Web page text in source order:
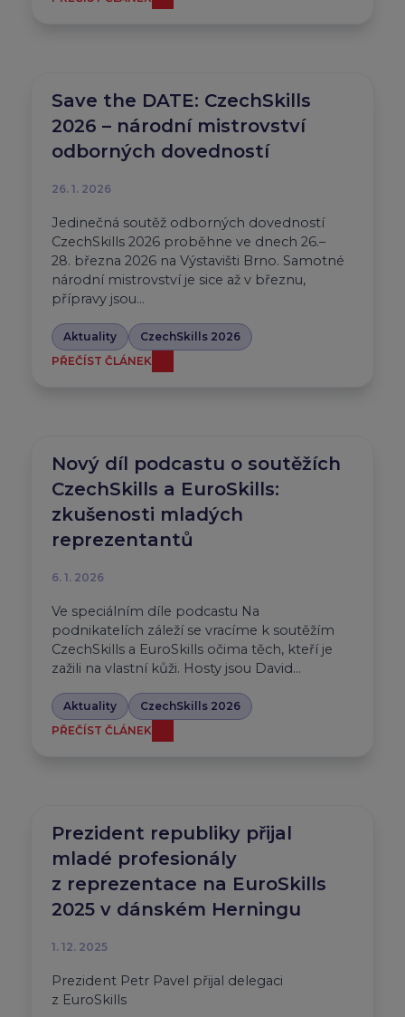
Save the DATE: CzechSkills
2026 – národní mistrovství
odborných dovedností
26. 1. 2026
Jedinečná soutěž odborných dovedností
CzechSkills 2026 proběhne ve dnech 26.–
28. března 2026 na Výstavišti Brno. Samotné
národní mistrovství je sice až v březnu,
přípravy jsou…
Aktuality
CzechSkills 2026
PŘEČÍST ČLÁNEK
Nový díl podcastu o soutěžích
CzechSkills a EuroSkills:
zkušenosti mladých
reprezentantů
6. 1. 2026
Ve speciálním díle podcastu Na
podnikatelích záleží se vracíme k soutěžím
CzechSkills a EuroSkills očima těch, kteří je
zažili na vlastní kůži. Hosty jsou David…
Aktuality
CzechSkills 2026
PŘEČÍST ČLÁNEK
Prezident republiky přijal
mladé profesionály
z reprezentace na EuroSkills
2025 v dánském Herningu
1. 12. 2025
Prezident Petr Pavel přijal delegaci
z EuroSkills